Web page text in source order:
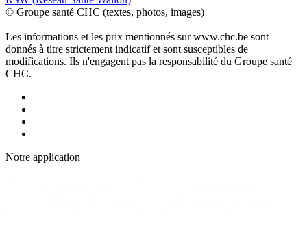
© Groupe santé CHC (textes, photos, images)
Les informations et les prix mentionnés sur www.chc.be sont
donnés à titre strictement indicatif et sont susceptibles de
modifications. Ils n'engagent pas la responsabilité du Groupe santé
CHC.
Notre application